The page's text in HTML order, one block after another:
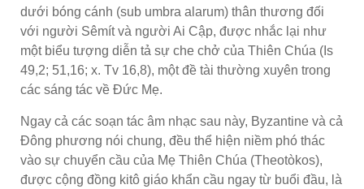
dưới bóng cánh (sub umbra alarum) thân thương đối
với người Sêmít và người Ai Cập, được nhắc lại như
một biểu tượng diễn tả sự che chở của Thiên Chúa (Is
49,2; 51,16; x. Tv 16,8), một đề tài thường xuyên trong
các sáng tác về Đức Mẹ.
Ngay cả các soạn tác âm nhạc sau này, Byzantine và cả
Đông phương nói chung, đều thể hiện niềm phó thác
vào sự chuyển cầu của Mẹ Thiên Chúa (Theotòkos),
được cộng đồng kitô giáo khẩn cầu ngay từ buổi đầu, là